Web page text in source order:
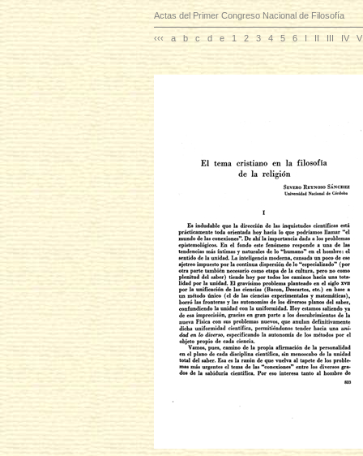
Actas del Primer Congreso Nacional de Filosofía
‹‹‹ a b c d e 1 2 3 4 5 6 I II III IV V